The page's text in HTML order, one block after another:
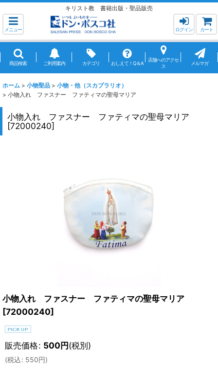
キリスト教 書籍出版・聖品販売
メニュー ログイン カート
商品検索 ご利用案内 カテゴリ おしえて！Q＆A
店舗へのアクセ
ス
メルマガ
ホーム > 小物聖品 > 小物・他（スカプラリオ）
> 小物入れ ファスナー ファティマの聖母マリア
小物入れ ファスナー ファティマの聖母マリア
[72000240]
小物入れ ファスナー ファティマの聖母マリア
[72000240]
販売価格: 500円(税別)
(税込: 550円)